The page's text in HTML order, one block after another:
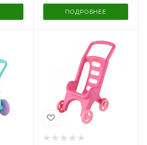
ПОДРОБНЕЕ